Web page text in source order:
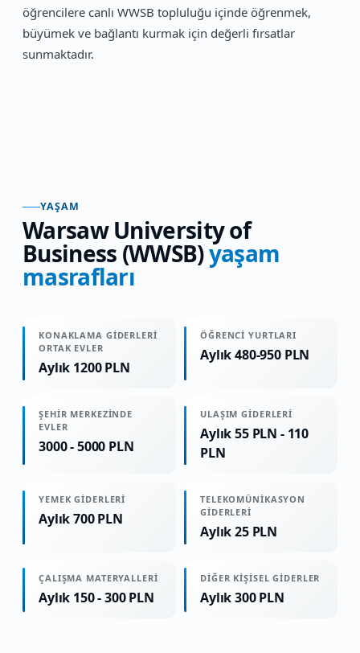
öğrencilere canlı WWSB topluluğu içinde öğrenmek,
büyümek ve bağlantı kurmak için değerli fırsatlar
sunmaktadır.
YAŞAM
Warsaw University of
Business (WWSB)yaşam
masrafları
KONAKLAMA GIDERLERI
ORTAK EVLER
Aylık 1200 PLN
ÖĞRENCI YURTLARI
Aylık 480-950 PLN
ŞEHIR MERKEZINDE
EVLER
3000 - 5000 PLN
ULAŞIM GIDERLERI
Aylık 55 PLN - 110
PLN
YEMEK GIDERLERI
Aylık 700 PLN
TELEKOMÜNIKASYON
GIDERLERI
Aylık 25 PLN
ÇALIŞMA MATERYALLERI
Aylık 150 - 300 PLN
DIĞER KIŞISEL GIDERLER
Aylık 300 PLN